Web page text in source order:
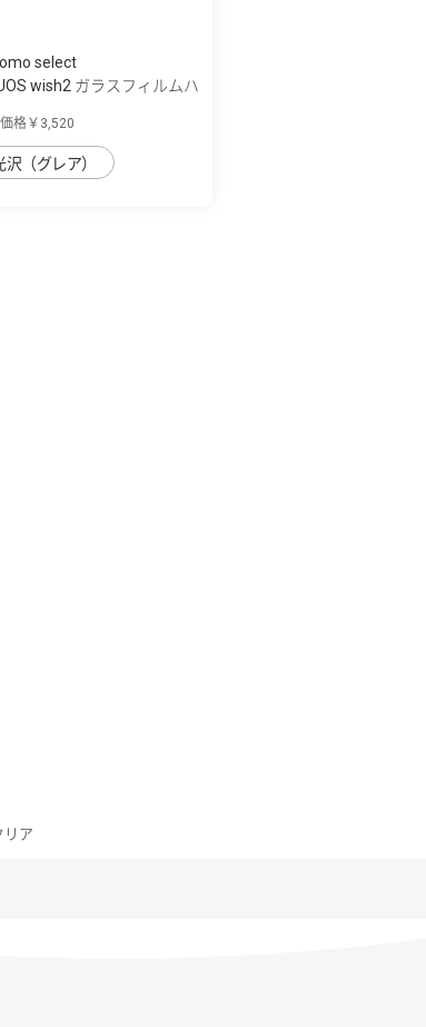
select
wish2 ガラスフィルムハ
格￥3,520
沢（グレア）
リア